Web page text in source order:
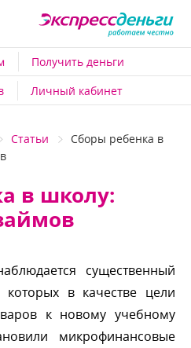
Получить деньги
Личный кабинет
Статьи
Сборы ребенка
в школу:
займо
существенный
в качестве цели
к новому учебному
микрофинансовые